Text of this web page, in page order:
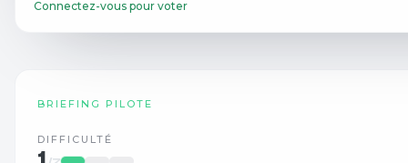
Connectez-vous pour voter
BRIEFING PILOTE
DIFFICULTÉ